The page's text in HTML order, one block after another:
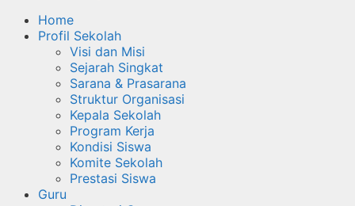
Home
Profil Sekolah
Visi dan Misi
Sejarah Singkat
Sarana & Prasarana
Struktur Organisasi
Kepala Sekolah
Program Kerja
Kondisi Siswa
Komite Sekolah
Prestasi Siswa
Guru